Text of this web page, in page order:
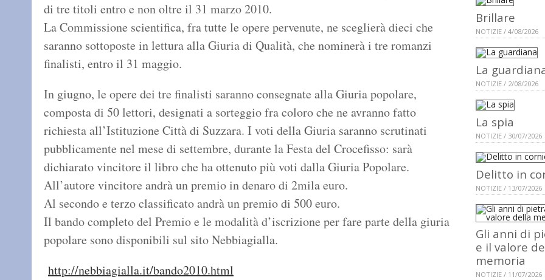
di tre titoli entro e non oltre il 31 marzo 2010.
La Commissione scientifica, fra tutte le opere pervenute, ne sceglierà dieci che
saranno sottoposte in lettura alla Giuria di Qualità, che nominerà i tre romanzi
finalisti, entro il 31 maggio.
In giugno, le opere dei tre finalisti saranno consegnate alla Giuria popolare,
composta di 50 lettori, designati a sorteggio fra coloro che ne avranno fatto
richiesta all’Istituzione Città di Suzzara. I voti della Giuria saranno scrutinati
pubblicamente nel mese di settembre, durante la Festa del Crocefisso: sarà
dichiarato vincitore il libro che ha ottenuto più voti dalla Giuria Popolare.
All’autore vincitore andrà un premio in denaro di 2mila euro.
Al secondo e terzo classificato andrà un premio di 500 euro.
Il bando completo del Premio e le modalità d’iscrizione per fare parte della giuria
popolare sono disponibili sul sito Nebbiagialla.
http://nebbiagialla.it/bando2010.html
Brillare
NOTIZIE / 4/08/2026
La
NOTIZIE / 2/08/2026
La spia
NOTIZIE / 30/07/2026
Delitto in
NOTIZIE / 13/07/2026
Gli anni di
e il valore
memoria
NOTIZIE / 11/07/2026